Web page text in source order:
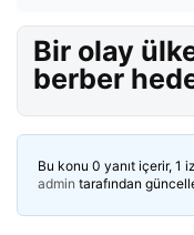
Bir olay
berber
Bu konu 0 yanıt içerir, 1
admin tarafından